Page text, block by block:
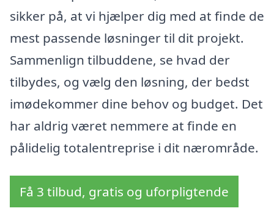
sikker på, at vi hjælper dig med at finde de
mest passende løsninger til dit projekt.
Sammenlign tilbuddene, se hvad der
tilbydes, og vælg den løsning, der bedst
imødekommer dine behov og budget. Det
har aldrig været nemmere at finde en
pålidelig totalentreprise i dit nærområde.
Få 3 tilbud, gratis og uforpligtende